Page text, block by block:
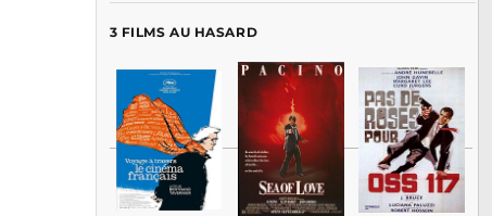
3 FILMS AU HASARD